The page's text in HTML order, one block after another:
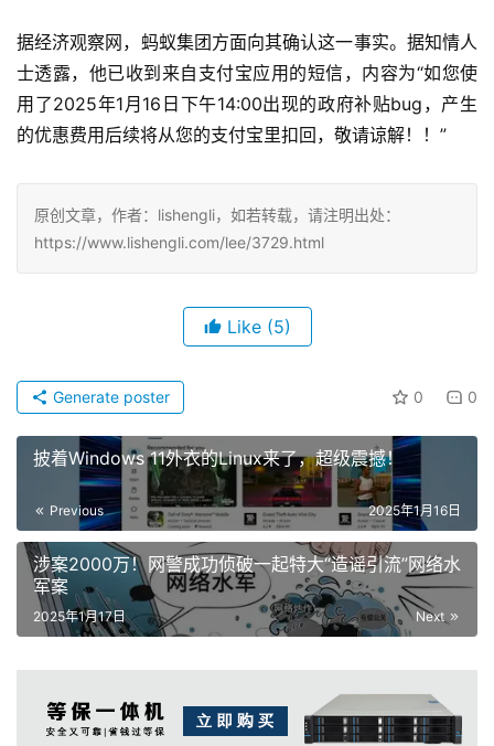
据经济观察网，蚂蚁集团方面向其确认这一事实。据知情人
士透露，他已收到来自支付宝应用的短信，内容为“如您使
用了2025年1月16日下午14:00出现的政府补贴bug，产生
的优惠费用后续将从您的支付宝里扣回，敬请谅解！！”
原创文章，作者：lishengli，如若转载，请注明出处：
https://www.lishengli.com/lee/3729.html
Like (5)
0 0
Generate poster
披着Windows 11外衣的Linux来了，超级震撼！
Previous 2025年1月16日
涉案2000万！网警成功侦破一起特大“造谣引流”网络水
军案
Next
2025年1月17日